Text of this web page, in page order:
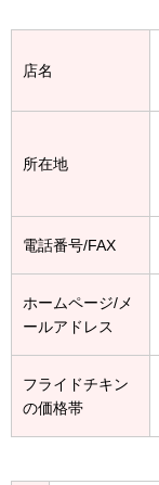
店名
所在地
電話番号/FAX
ホームページ/メ
ールアドレス
フライドチキン
の価格帯